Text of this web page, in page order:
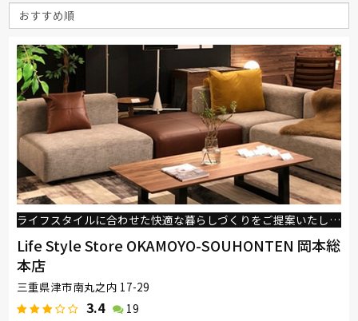
ライフスタイルに合わせた快適な暮らしづくりをご提案いたします。
Life Style Store OKAMOYO-SOUHONTEN 岡本総
本店
三重県津市南丸之内 17-29
3.4 19